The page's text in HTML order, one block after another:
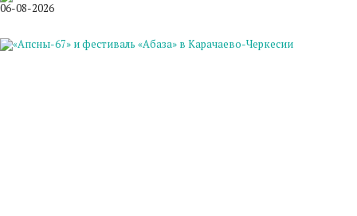
06-08-2026